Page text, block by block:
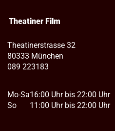
Theatiner Film
Theatinerstrasse 32
80333 München
089 223183
Mo-Sa
So
16:00 Uhr bis 22:00 Uhr
11:00 Uhr bis 22:00 Uhr